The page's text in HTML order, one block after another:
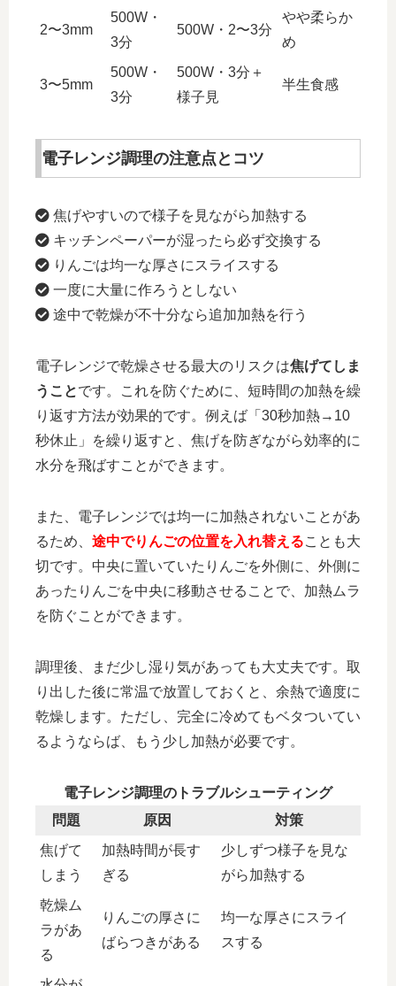
2〜3mm
500W・
3分
500W・2〜3分
やや柔らか
め
3〜5mm
500W・
3分
500W・3分＋
様子見
半生食感
電子レンジ調理の注意点とコツ
焦げやすいので様子を見ながら加熱する
キッチンペーパーが湿ったら必ず交換する
りんごは均一な厚さにスライスする
一度に大量に作ろうとしない
途中で乾燥が不十分なら追加加熱を行う
電子レンジで乾燥させる最大のリスクは焦げてしま
うことです。これを防ぐために、 短時間の加熱を繰
り返す方法が効果的です。例えば「30秒加熱→10
秒休止」を繰り返すと、焦げを防ぎながら効率的に
水分を飛ばすことができます。
また、電子レンジでは均一に加熱されないことがあ
るため、 途中でりんごの位置を入れ替えることも大
切です。中央に置いていたりんごを外側に、外側に
あったりんごを中央に移動させることで、加熱ムラ
を防ぐことができます。
調理後、まだ少し湿り気があっても大丈夫です。取
り出した後に常温で放置しておくと、余熱で適度に
乾燥します。ただし、完全に冷めてもベタついてい
るようならば、もう少し加熱が必要です。
電子レンジ調理のトラブルシューティング
問題
原因
対策
焦げて
しまう
加熱時間が長す
ぎる
少しずつ様子を見な
がら加熱する
乾燥ム
ラがあ
る
りんごの厚さに
ばらつきがある
均一な厚さにスライ
スする